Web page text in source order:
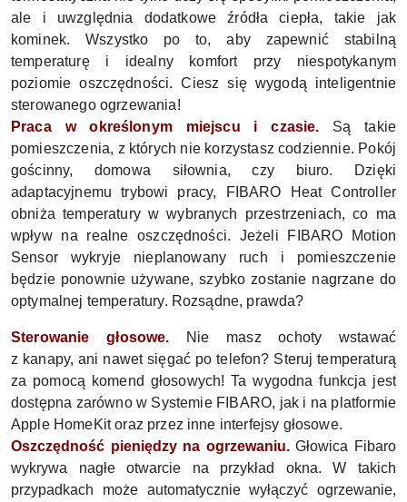
ale i uwzględnia dodatkowe źródła ciepła, takie jak
kominek. Wszystko po to, aby zapewnić stabilną
temperaturę i idealny komfort przy niespotykanym
poziomie oszczędności. Ciesz się wygodą inteligentnie
sterowanego ogrzewania!
Praca w określonym miejscu i czasie. Są takie
pomieszczenia, z których nie korzystasz codziennie. Pokój
gościnny, domowa siłownia, czy biuro. Dzięki
adaptacyjnemu trybowi pracy, FIBARO Heat Controller
obniża temperatury w wybranych przestrzeniach, co ma
wpływ na realne oszczędności. Jeżeli FIBARO Motion
Sensor wykryje nieplanowany ruch i pomieszczenie
będzie ponownie używane, szybko zostanie nagrzane do
optymalnej temperatury. Rozsądne, prawda?
Sterowanie głosowe.
Nie masz ochoty wstawać
z kanapy, ani nawet sięgać po telefon? Steruj temperaturą
za pomocą komend głosowych! Ta wygodna funkcja jest
dostępna zarówno w Systemie FIBARO, jak i na platformie
Apple HomeKit oraz przez inne interfejsy głosowe.
Oszczędność pieniędzy na ogrzewaniu.Głowica Fibaro
wykrywa nagłe otwarcie na przykład okna. W takich
przypadkach może automatycznie wyłączyć ogrzewanie,